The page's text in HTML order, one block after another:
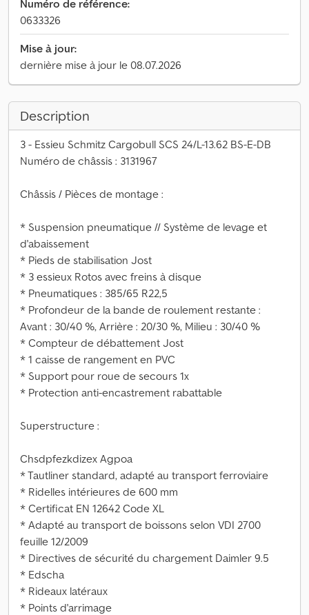
Numéro de référence:
0633326
Mise à jour:
dernière mise à jour le 08.07.2026
Description
3 - Essieu Schmitz Cargobull SCS 24/L-13.62 BS-E-DB
Numéro de châssis : 3131967
Châssis / Pièces de montage :
* Suspension pneumatique // Système de levage et
d'abaissement
* Pieds de stabilisation Jost
* 3 essieux Rotos avec freins à disque
* Pneumatiques : 385/65 R22,5
* Profondeur de la bande de roulement restante :
Avant : 30/40 %, Arrière : 20/30 %, Milieu : 30/40 %
* Compteur de débattement Jost
* 1 caisse de rangement en PVC
* Support pour roue de secours 1x
* Protection anti-encastrement rabattable
Superstructure :
Chsdpfezkdizex Agpoa
* Tautliner standard, adapté au transport ferroviaire
* Ridelles intérieures de 600 mm
* Certificat EN 12642 Code XL
* Adapté au transport de boissons selon VDI 2700
feuille 12/2009
* Directives de sécurité du chargement Daimler 9.5
* Edscha
* Rideaux latéraux
* Points d'arrimage